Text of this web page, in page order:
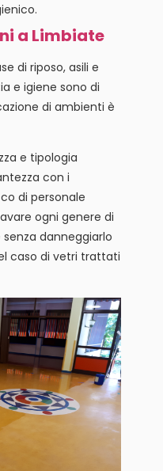
a Limbiate
di riposo, asili e
e igiene sono di
di ambienti è
e tipologia
con i
di personale
ogni genere di
danneggiarlo
caso di vetri trattati